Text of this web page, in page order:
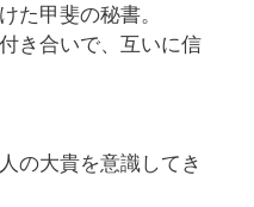
た甲斐の秘書。
き合いで、互いに信
の大貴を意識してき